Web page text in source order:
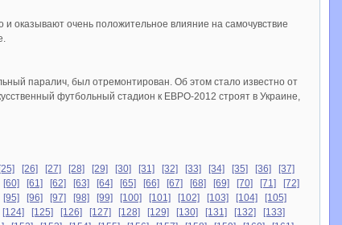
оказывают очень положительное влияние на самочувствие
паралич, был отремонтирован. Об этом стало известно от
футбольный стадион к ЕВРО-2012 строят в Украине,
[25] [26] [27] [28] [29] [30] [31] [32] [33] [34] [35] [36]
[37]
[60] [61] [62] [63] [64] [65] [66] [67] [68] [69] [70] [71]
[72]
[95] [96] [97] [98] [99] [100] [101] [102] [103] [104]
[105]
[124] [125] [126] [127] [128] [129] [130] [131] [132]
[133]